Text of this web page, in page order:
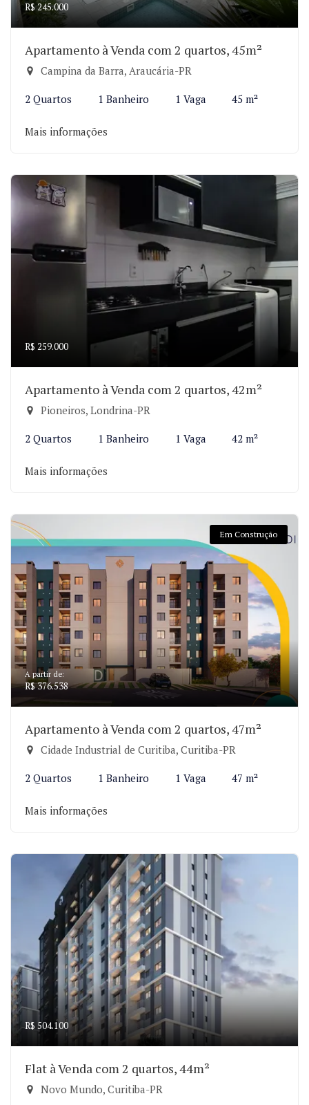
R$ 245.000
Apartamento à Venda com 2 quartos, 45m²
Campina da Barra, Araucária-PR
2 Quartos 1 Banheiro 1 Vaga 45 m²
Mais informações
R$ 259.000
Apartamento à Venda com 2 quartos, 42m²
Pioneiros, Londrina-PR
2 Quartos 1 Banheiro 1 Vaga 42 m²
Mais informações
Em Construção
A partir de:
R$ 376.538
Apartamento à Venda com 2 quartos, 47m²
Cidade Industrial de Curitiba, Curitiba-PR
2 Quartos 1 Banheiro 1 Vaga 47 m²
Mais informações
R$ 504.100
Flat à Venda com 2 quartos, 44m²
Novo Mundo, Curitiba-PR